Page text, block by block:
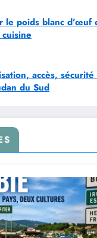
le poids blanc d’œuf
accès,
du Sud